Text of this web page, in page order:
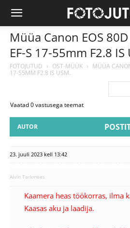
Müüa Canon EOS
EF-S 17-55mm F2.8 IS
FOTOJUTUD › OST-MÜÜK › MÜÜA
17-55MM F2.8 IS USM.
Vaatad 0 vastusega teemat
AUTOR
23. juuli 2023 kell 13:42
Alvin Tarkmees
Kaamera heas töökorras, ilma
Kaasas aku ja laadija.